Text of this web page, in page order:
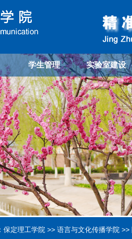
学生管理 实验室建设
保定理工学院 >> 语言与文化传播学院 >>